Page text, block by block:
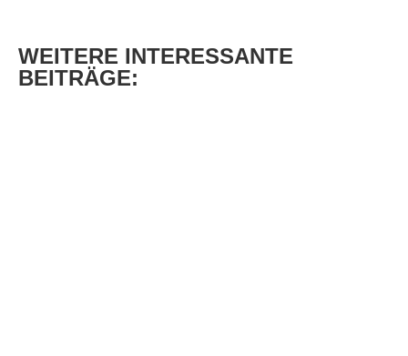
WEITERE INTERESSANTE
BEITRÄGE: